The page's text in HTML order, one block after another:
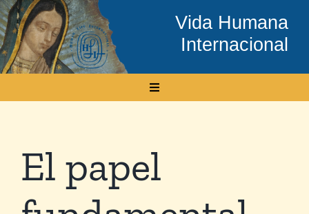
Skip
to
content
Vida Humana
Internacional
Toggle
Conócenos
El papel